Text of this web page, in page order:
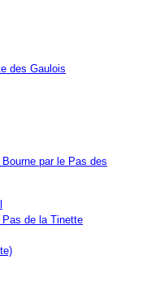
des Gaulois
par le Pas des
Pas de la Tinette